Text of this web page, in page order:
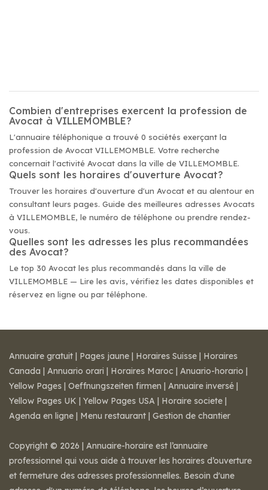
Combien d'entreprises exercent la profession de
Avocat à VILLEMOMBLE?
L'annuaire téléphonique a trouvé 0 sociétés exerçant la
profession de Avocat VILLEMOMBLE. Votre recherche
concernait l'activité Avocat dans la ville de VILLEMOMBLE.
Quels sont les horaires d'ouverture Avocat?
Trouver les horaires d'ouverture d'un Avocat et au alentour en
consultant leurs pages. Guide des meilleures adresses Avocats
à VILLEMOMBLE, le numéro de téléphone ou prendre rendez-
vous.
Quelles sont les adresses les plus recommandées
des Avocat?
Le top 30 Avocat les plus recommandés dans la ville de
VILLEMOMBLE — Lire les avis, vérifiez les dates disponibles et
réservez en ligne ou par téléphone.
Annuaire gratuit | Pages jaune | Horaires Suisse | Horaires
Canada | Annuario orari | Horaires Maroc | Anuario-horario |
Yellow Pages | Oeffnungszeiten firmen | Annuaire inversé |
Yellow Pages UK | Yellow Pages USA | Horaire societe |
Agenda en ligne | Menu restaurant | Gestion de chantier
Copyright © 2026 | Annuaire-horaire est l’annuaire
professionnel qui vous aide à trouver les horaires d’ouverture
et fermeture des adresses professionnelles. Besoin d'une